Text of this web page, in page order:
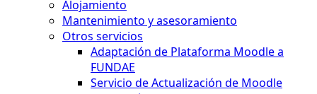
Alojamiento
Mantenimiento y asesoramiento
Otros servicios
Adaptación de Plataforma Moodle a
FUNDAE
Servicio de Actualización de Moodle